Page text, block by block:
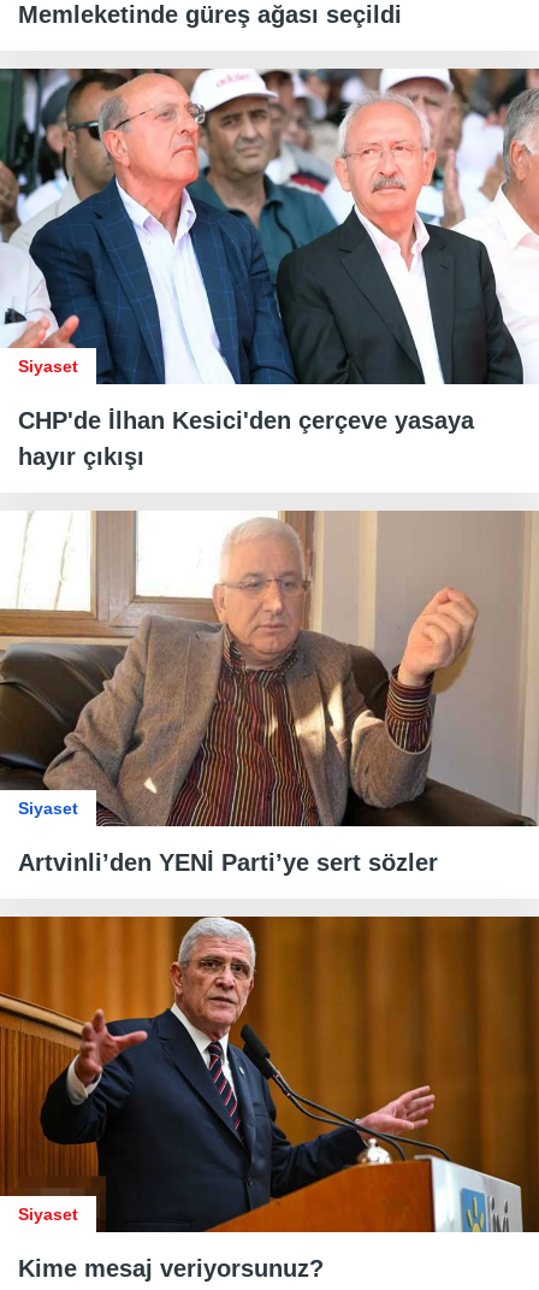
Memleketinde güreş ağası seçildi
Siyaset
CHP'de İlhan Kesici'den çerçeve yasaya
hayır çıkışı
Siyaset
Artvinli’den YENİ Parti’ye sert sözler
Siyaset
Kime mesaj veriyorsunuz?